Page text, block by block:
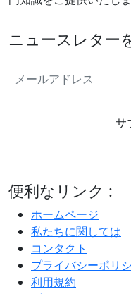
ニュースレター
サ
便利なリンク :
ホームページ
私たちに関しては
コンタクト
プライバシーポリ
利用規約